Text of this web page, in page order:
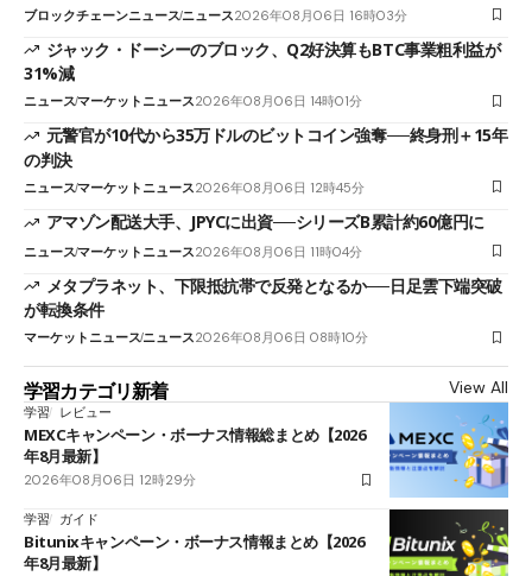
ブロックチェーンニュースニュース2026年08月06日 16時03分
ジャック・ドーシーのブロック、Q2好決算もBTC事業粗利益が
31%減
ニュースマーケットニュース2026年08月06日 14時01分
元警官が10代から35万ドルのビットコイン強奪──終身刑＋15年
の判決
ニュースマーケットニュース2026年08月06日 12時45分
アマゾン配送大手、JPYCに出資──シリーズB累計約60億円に
ニュースマーケットニュース2026年08月06日 11時04分
メタプラネット、下限抵抗帯で反発となるか──日足雲下端突破
が転換条件
マーケットニュースニュース2026年08月06日 08時10分
学習カテゴリ新着 View All
学習 レビュー
MEXCキャンペーン・ボーナス情報総まとめ【2026
年8月最新】
2026年08月06日 12時29分
学習 ガイド
Bitunixキャンペーン・ボーナス情報まとめ【2026
年8月最新】